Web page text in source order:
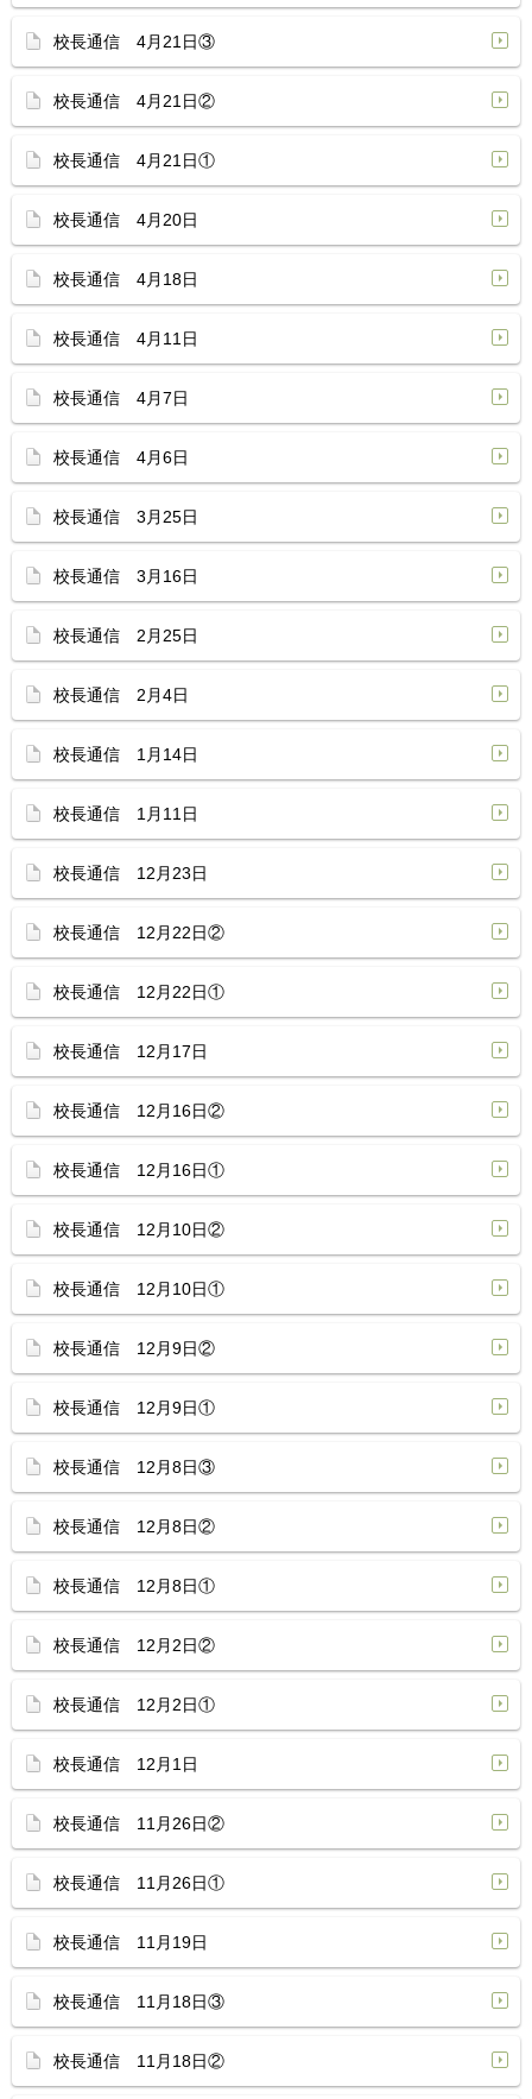
校長通信 4月21日③
校長通信 4月21日②
校長通信 4月21日①
校長通信 4月20日
校長通信 4月18日
校長通信 4月11日
校長通信 4月7日
校長通信 4月6日
校長通信 3月25日
校長通信 3月16日
校長通信 2月25日
校長通信 2月4日
校長通信 1月14日
校長通信 1月11日
校長通信 12月23日
校長通信 12月22日②
校長通信 12月22日①
校長通信 12月17日
校長通信 12月16日②
校長通信 12月16日①
校長通信 12月10日②
校長通信 12月10日①
校長通信 12月9日②
校長通信 12月9日①
校長通信 12月8日③
校長通信 12月8日②
校長通信 12月8日①
校長通信 12月2日②
校長通信 12月2日①
校長通信 12月1日
校長通信 11月26日②
校長通信 11月26日①
校長通信 11月19日
校長通信 11月18日③
校長通信 11月18日②